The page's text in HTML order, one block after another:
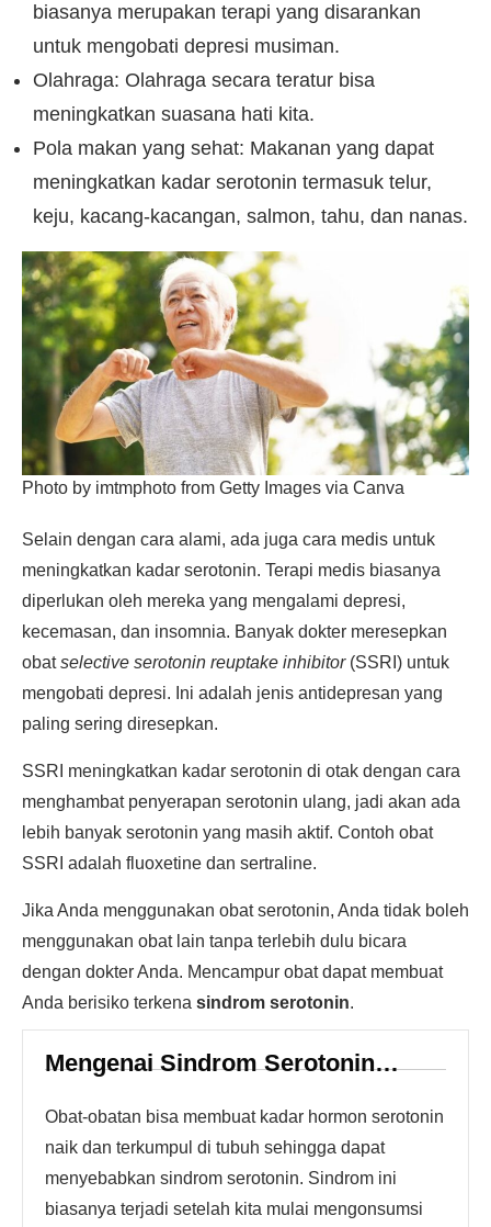
biasanya merupakan terapi yang disarankan
untuk mengobati depresi musiman.
Olahraga: Olahraga secara teratur bisa
meningkatkan suasana hati kita.
Pola makan yang sehat: Makanan yang dapat
meningkatkan kadar serotonin termasuk telur,
keju, kacang-kacangan, salmon, tahu, dan nanas.
Photo by imtmphoto from Getty Images via Canva
Selain dengan cara alami, ada juga cara medis untuk
meningkatkan kadar serotonin. Terapi medis biasanya
diperlukan oleh mereka yang mengalami depresi,
kecemasan, dan insomnia. Banyak dokter meresepkan
obatselective serotonin reuptake inhibitor(SSRI) untuk
mengobati depresi. Ini adalah jenis antidepresan yang
paling sering diresepkan.
SSRI meningkatkan kadar serotonin di otak dengan cara
menghambat penyerapan serotonin ulang, jadi akan ada
lebih banyak serotonin yang masih aktif. Contoh obat
SSRI adalah fluoxetine dan sertraline.
Jika Anda menggunakan obat serotonin, Anda tidak boleh
menggunakan obat lain tanpa terlebih dulu bicara
dengan dokter Anda. Mencampur obat dapat membuat
Anda berisiko terkena sindrom serotonin.
Mengenai Sindrom Serotonin…
Obat-obatan bisa membuat kadar hormon serotonin
naik dan terkumpul di tubuh sehingga dapat
menyebabkan sindrom serotonin. Sindrom ini
biasanya terjadi setelah kita mulai mengonsumsi